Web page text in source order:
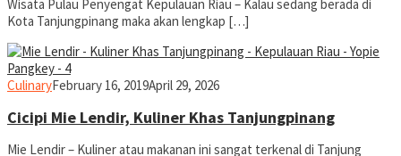
Wisata Pulau Penyengat Kepulauan Riau – Kalau sedang berada di
Kota Tanjungpinang maka akan lengkap […]
Culinaryyopiefranz
February 16, 2019April 29, 2026
Cicipi Mie Lendir, Kuliner Khas Tanjungpinang
Mie Lendir – Kuliner atau makanan ini sangat terkenal di Tanjung